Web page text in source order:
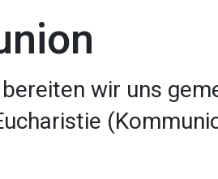
wir uns